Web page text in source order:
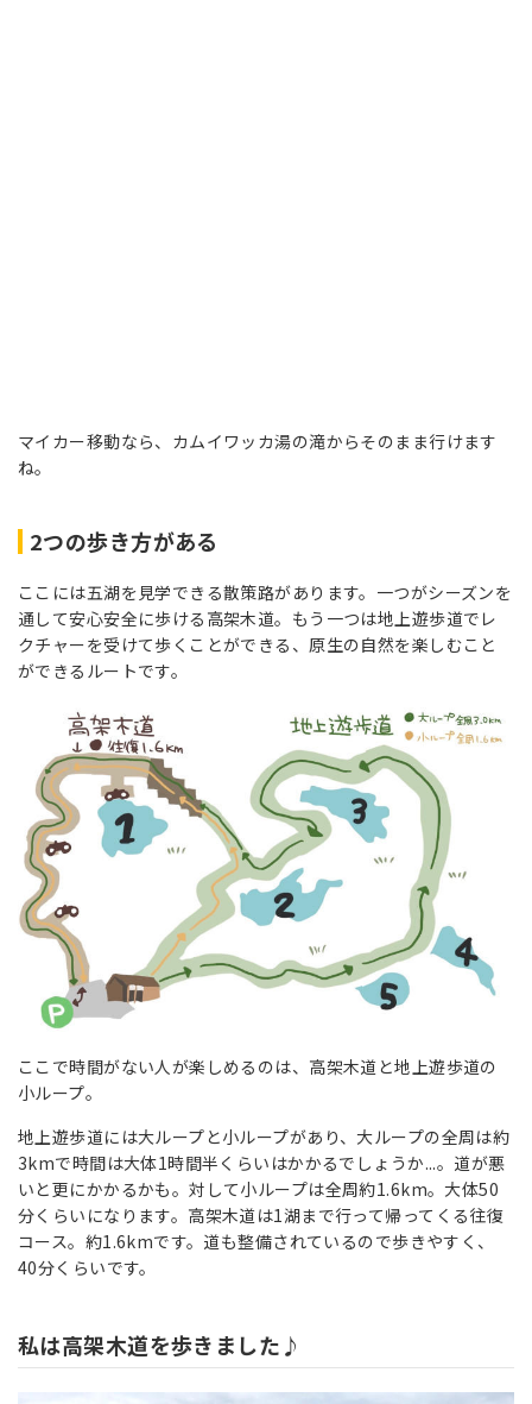
マイカー移動なら、カムイワッカ湯の滝からそのまま行けます
ね。
2つの歩き方がある
ここには五湖を見学できる散策路があります。一つがシーズンを
通して安心安全に歩ける高架木道。もう一つは地上遊歩道でレ
クチャーを受けて歩くことができる、原生の自然を楽しむこと
ができるルートです。
ここで時間がない人が楽しめるのは、高架木道と地上遊歩道の
小ループ。
地上遊歩道には大ループと小ループがあり、大ループの全周は約
3kmで時間は大体1時間半くらいはかかるでしょうか...。道が悪
いと更にかかるかも。対して小ループは全周約1.6km。大体50
分くらいになります。高架木道は1湖まで行って帰ってくる往復
コース。約1.6kmです。道も整備されているので歩きやすく、
40分くらいです。
私は高架木道を歩きました♪